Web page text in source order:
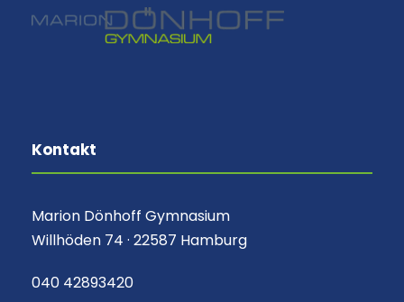
Kontakt
Marion Dönhoff Gymnasium
Willhöden 74 · 22587 Hamburg
040 42893420